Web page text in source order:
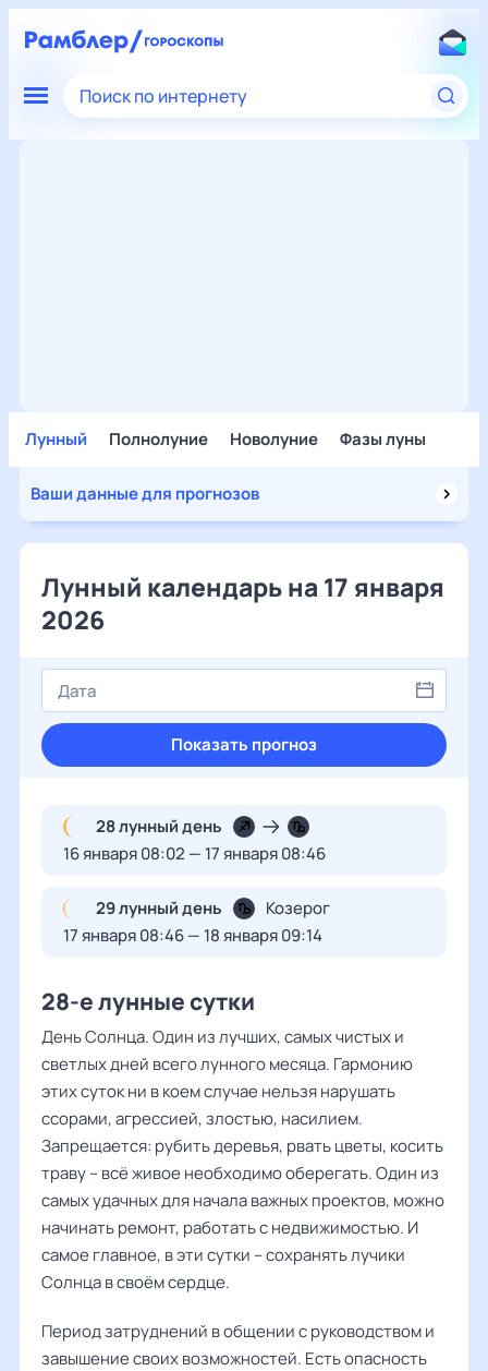
Поиск по интернету
Лунный Полнолуние Новолуние Фазы луны
Ваши данные для прогнозов
Лунный календарь на 17 января
2026
Показать прогноз
28 лунный день
16 января 08:02 — 17 января 08:46
29 лунный день
Козерог
17 января 08:46 — 18 января 09:14
28-е лунные сутки
День Солнца. Один из лучших, самых чистых и
светлых дней всего лунного месяца. Гармонию
этих суток ни в коем случае нельзя нарушать
ссорами, агрессией, злостью, насилием.
Запрещается: рубить деревья, рвать цветы, косить
траву – всё живое необходимо оберегать. Один из
самых удачных для начала важных проектов, можно
начинать ремонт, работать с недвижимостью. И
самое главное, в эти сутки – сохранять лучики
Солнца в своём сердце.
Период затруднений в общении с руководством и
завышение своих возможностей. Есть опасность